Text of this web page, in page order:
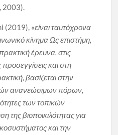
2003).
(2019), «είναι ταυτόχρονα
κίνημα Ως επιστήμη,
έρευνα, στις
προσεγγίσεις και στη
βασίζεται στην
ανανεώσιμων πόρων,
των τοπικών
της βιοποικιλότητας για
και την